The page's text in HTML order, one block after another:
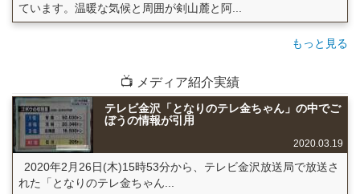
ています。温暖な気候と周囲が剣山麓と阿...
もっと見る
📺 メディア紹介実績
テレビ金沢「となりのテレ金ちゃん」の中でご
ぼうの情報が引用
2020.03.19
2020年2月26日(木)15時53分から、テレビ金沢放送局で放送さ
れた「となりのテレ金ちゃん...